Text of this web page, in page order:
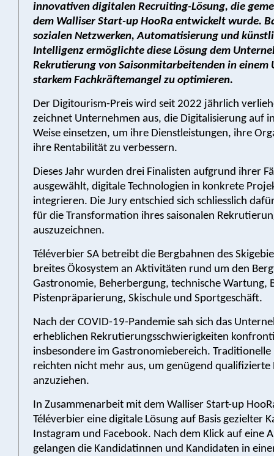
innovativen digitalen Recruiting-Lösung, die
dem Walliser Start-up HooRa entwickelt wurde.
sozialen Netzwerken, Automatisierung und
Intelligenz ermöglichte diese Lösung dem
Rekrutierung von Saisonmitarbeitenden in einem
starkem Fachkräftemangel zu optimieren.
Der Digitourism-Preis wird seit 2022 jährlich
zeichnet Unternehmen aus, die Digitalisierung auf
Weise einsetzen, um ihre Dienstleistungen, ihre
ihre Rentabilität zu verbessern.
Dieses Jahr wurden drei Finalisten aufgrund ihrer
ausgewählt, digitale Technologien in konkrete
integrieren. Die Jury entschied sich schliesslich
für die Transformation ihres saisonalen
auszuzeichnen.
Téléverbier SA betreibt die Bergbahnen des
breites Ökosystem an Aktivitäten rund um den
Gastronomie, Beherbergung, technische Wartung,
Pistenpräparierung, Skischule und Sportgeschäft.
Nach der COVID-19-Pandemie sah sich das
erheblichen Rekrutierungsschwierigkeiten
insbesondere im Gastronomiebereich.
reichten nicht mehr aus, um genügend qualifizierte
anzuziehen.
In Zusammenarbeit mit dem Walliser Start-up
Téléverbier eine digitale Lösung auf Basis gezielter
Instagram und Facebook. Nach dem Klick auf eine
gelangen die Kandidatinnen und Kandidaten in